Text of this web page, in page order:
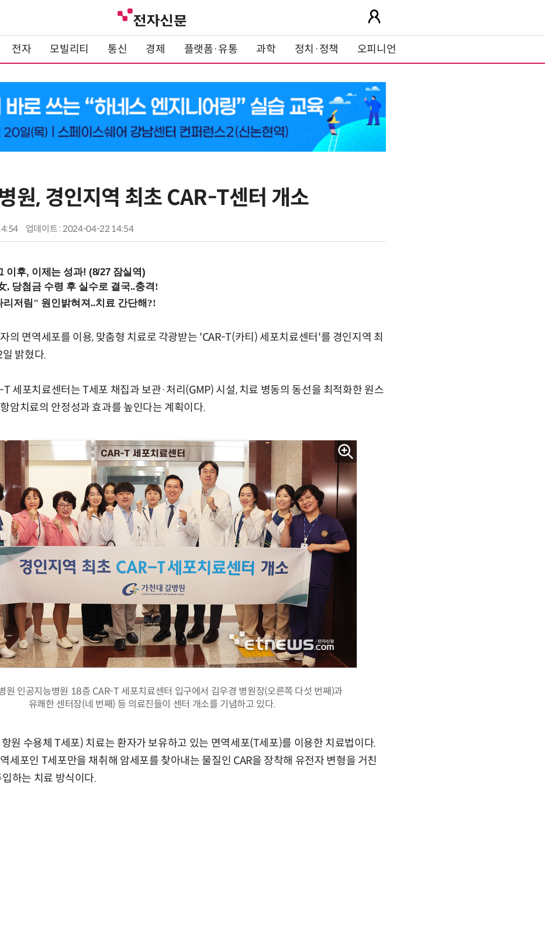
전자 모빌리티 통신 경제 플랫폼·유통 과학 정치·정책 오피니언
원, 경인지역 최초 CAR-T센터 개소
업데이트 : 2024-04-22 14:54
이후, 이제는 성과! (8/27 잠실역)
의 면역세포를 이용, 맞춤형 치료로 각광받는 'CAR-T(카티) 세포치료센터'를 경인지역 최
밝혔다.
T 세포치료센터는 T세포 채집과 보관·처리(GMP) 시설, 치료 병동의 동선을 최적화한 원스
암치료의 안정성과 효과를 높인다는 계획이다.
원 인공지능병원 18층 CAR-T 세포치료센터 입구에서 김우경 병원장(오른쪽 다섯 번째)과
유쾌한 센터장(네 번째) 등 의료진들이 센터 개소를 기념하고 있다.
원 수용체 T세포) 치료는 환자가 보유하고 있는 면역세포(T세포)를 이용한 치료법이다.
세포인 T세포만을 채취해 암세포를 찾아내는 물질인 CAR을 장착해 유전자 변형을 거친
하는 치료 방식이다.